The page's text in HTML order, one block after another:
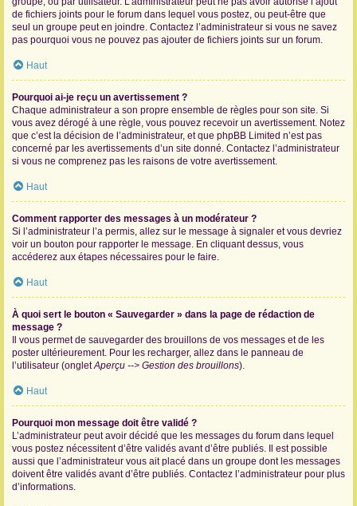
de fichiers joints pour le forum dans lequel vous postez, ou peut-être que
seul un groupe peut en joindre. Contactez l’administrateur si vous ne savez
pas pourquoi vous ne pouvez pas ajouter de fichiers joints sur un forum.
Haut
Pourquoi ai-je reçu un avertissement ?
Chaque administrateur a son propre ensemble de règles pour son site. Si
vous avez dérogé à une règle, vous pouvez recevoir un avertissement. Notez
que c’est la décision de l’administrateur, et que phpBB Limited n’est pas
concerné par les avertissements d’un site donné. Contactez l’administrateur
si vous ne comprenez pas les raisons de votre avertissement.
Haut
Comment rapporter des messages à un modérateur ?
Si l’administrateur l’a permis, allez sur le message à signaler et vous devriez
voir un bouton pour rapporter le message. En cliquant dessus, vous
accéderez aux étapes nécessaires pour le faire.
Haut
À quoi sert le bouton « Sauvegarder » dans la page de rédaction de
message ?
Il vous permet de sauvegarder des brouillons de vos messages et de les
poster ultérieurement. Pour les recharger, allez dans le panneau de
l’utilisateur (ongletAperçu --> Gestion des brouillons).
Haut
Pourquoi mon message doit être validé ?
L’administrateur peut avoir décidé que les messages du forum dans lequel
vous postez nécessitent d’être validés avant d’être publiés. Il est possible
aussi que l’administrateur vous ait placé dans un groupe dont les messages
doivent être validés avant d’être publiés. Contactez l’administrateur pour plus
d’informations.